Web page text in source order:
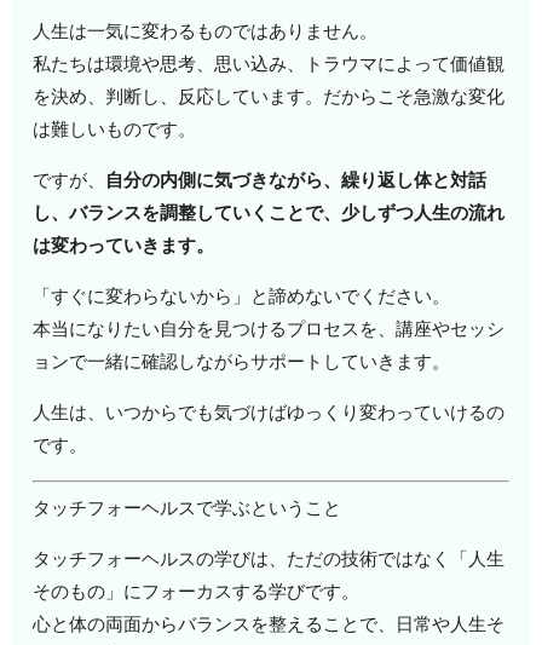
人生は一気に変わるものではありません。
私たちは環境や思考、思い込み、トラウマによって価値観
を決め、判断し、反応しています。だからこそ急激な変化
は難しいものです。
ですが、
自分の内側に気づきながら、繰り返し体と対話
し、バランスを調整していくことで、少しずつ人生の流れ
は変わっていきます。
「すぐに変わらないから」と諦めないでください。
本当になりたい自分を見つけるプロセスを、講座やセッシ
ョンで一緒に確認しながらサポートしていきます。
人生は、いつからでも気づけばゆっくり変わっていけるの
です。
タッチフォーヘルスで学ぶということ
タッチフォーヘルスの学びは、ただの技術ではなく「人生
そのもの」にフォーカスする学びです。
心と体の両面からバランスを整えることで、日常や人生そ